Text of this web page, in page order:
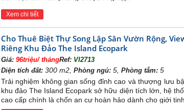
The Landmark ) rất thuận tiện khi có một dãy phố
khác như trường học quốc tế, trung tâm y tế, khu vui
cư dân tận hưởng môi trường sống sinh thái trong
R2 – R3).Tòa R1(39 tầng – 514 căn),
:
có tổng 14-15 căn hộ/tầng
01, 15A)
Xem chi tiết
Cho Thuê Biệt Thự Song Lập Sân Vườn Rộng,
Riêng Khu Đảo The Island Ecopark
Giá: 96triệu/ thángRef: VI2713
Diện tích đất:300 m2, Phòng ngủ:5, Phòng tắm:5
Trải nghiệm không gian sống đỉnh cao và thượng lưu
khu đảo The Island Ecopark sở hữu diện tích lớn, hệ
cao cấp chính là chốn an cư hoàn hảo dành cho giới